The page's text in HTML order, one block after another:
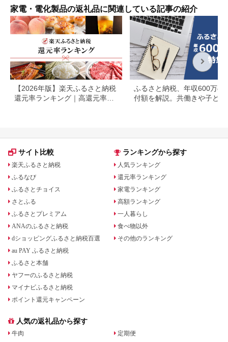
家電・電化製品の返礼品に関連している記事の紹介
【2026年版】楽天ふるさと納税
還元率ランキング｜高還元率返
ふるさと納税、年収600万の
付額を解説。共働きや子ども
サイト比較
楽天ふるさと納税
ふるなび
ふるさとチョイス
さとふる
ふるさとプレミアム
ANAのふるさと納税
dショッピングふるさと納税百選
au PAY ふるさと納税
ふるさと本舗
ヤフーのふるさと納税
マイナビふるさと納税
ポイント還元キャンペーン
ランキングから探す
人気ランキング
還元率ランキング
家電ランキング
高額ランキング
一人暮らし
食べ物以外
その他のランキング
人気の返礼品から探す
牛肉
定期便